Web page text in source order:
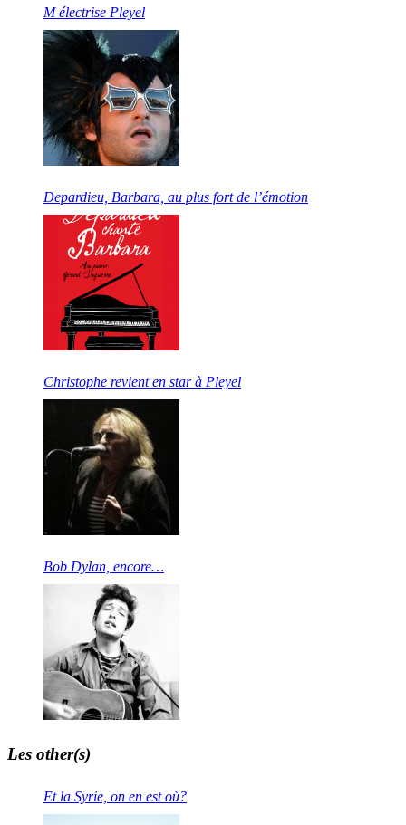
M électrise Pleyel
Depardieu, Barbara, au plus fort de l’émotion
Christophe revient en star à Pleyel
Bob Dylan, encore…
Les other(s)
Et la Syrie, on en est où?